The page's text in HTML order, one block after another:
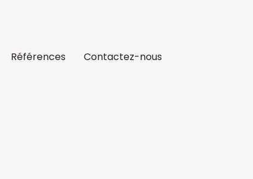
Références Contactez-nous